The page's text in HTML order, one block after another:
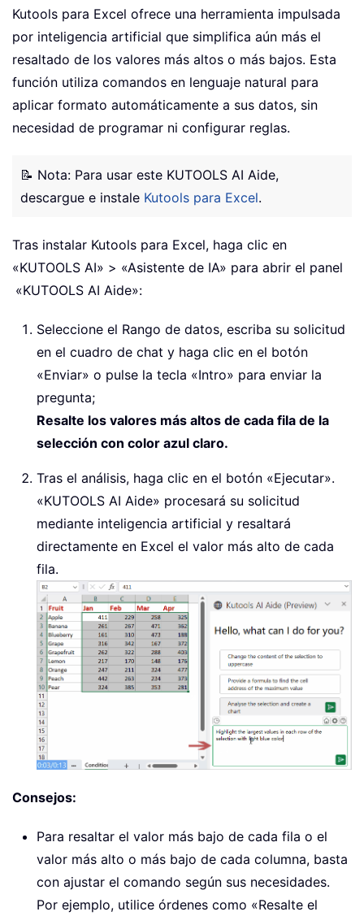
Kutools para Excel ofrece una herramienta impulsada
por inteligencia artificial que simplifica aún más el
resaltado de los valores más altos o más bajos. Esta
función utiliza comandos en lenguaje natural para
aplicar formato automáticamente a sus datos, sin
necesidad de programar ni configurar reglas.
📝 Nota: Para usar este KUTOOLS AI Aide,
descargue e instale Kutools para Excel.
Tras instalar Kutools para Excel, haga clic en
«KUTOOLS AI» > «Asistente de IA» para abrir el panel
«KUTOOLS AI Aide»:
Seleccione el Rango de datos, escriba su solicitud
en el cuadro de chat y haga clic en el botón
«Enviar» o pulse la tecla «Intro» para enviar la
pregunta;
Resalte los valores más altos de cada fila de la
selección con color azul claro.
Tras el análisis, haga clic en el botón «Ejecutar».
«KUTOOLS AI Aide» procesará su solicitud
mediante inteligencia artificial y resaltará
directamente en Excel el valor más alto de cada
fila.
Consejos:
Para resaltar el valor más bajo de cada fila o el
valor más alto o más bajo de cada columna, basta
con ajustar el comando según sus necesidades.
Por ejemplo, utilice órdenes como «Resalte el